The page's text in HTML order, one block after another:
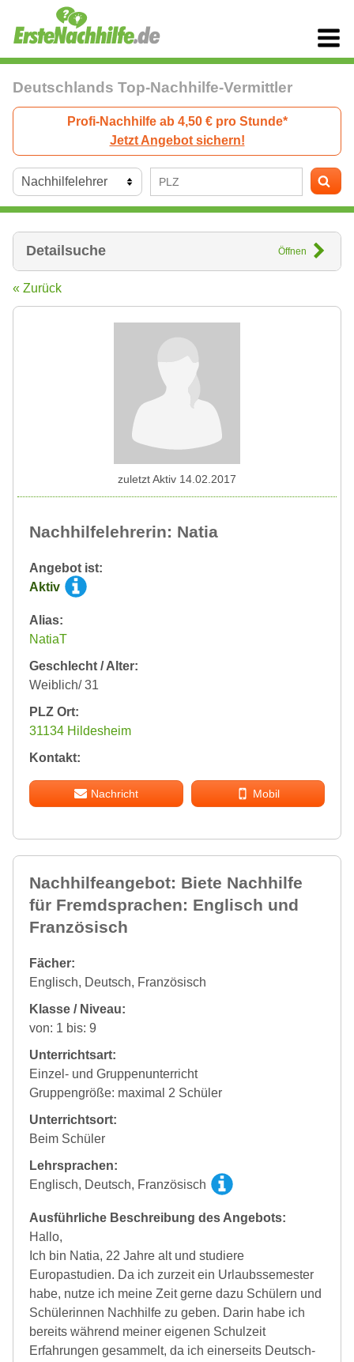
Deutschlands Top-Nachhilfe-Vermittler
Profi-Nachhilfe ab 4,50 € pro Stunde*
Jetzt Angebot sichern!
Detailsuche Öffnen
« Zurück
Nachhilfelehrerin: Natia
Angebot ist:
Aktiv
Alias:
NatiaT
Geschlecht / Alter:
Weiblich/ 31
PLZ Ort:
31134 Hildesheim
Kontakt:
Nachricht Mobil
zuletzt Aktiv 14.02.2017
Nachhilfeangebot: Biete Nachhilfe
für Fremdsprachen: Englisch und
Französisch
Fächer:
Englisch, Deutsch, Französisch
Klasse / Niveau:
von: 1 bis: 9
Unterrichtsart:
Einzel- und Gruppenunterricht
Gruppengröße: maximal 2 Schüler
Unterrichtsort:
Beim Schüler
Lehrsprachen:
Englisch, Deutsch, Französisch
Ausführliche Beschreibung des Angebots:
Hallo,
Ich bin Natia, 22 Jahre alt und studiere
Europastudien. Da ich zurzeit ein Urlaubssemester
habe, nutze ich meine Zeit gerne dazu Schülern und
Schülerinnen Nachhilfe zu geben. Darin habe ich
bereits während meiner eigenen Schulzeit
Erfahrungen gesammelt, da ich einerseits Deutsch-